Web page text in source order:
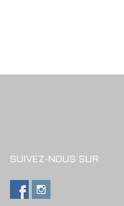
SUIVEZ-NOUS SUR